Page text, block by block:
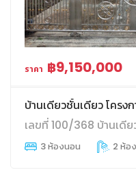
ราคา ฿9,150,000
3 ห้องนอน 2 ห้อ